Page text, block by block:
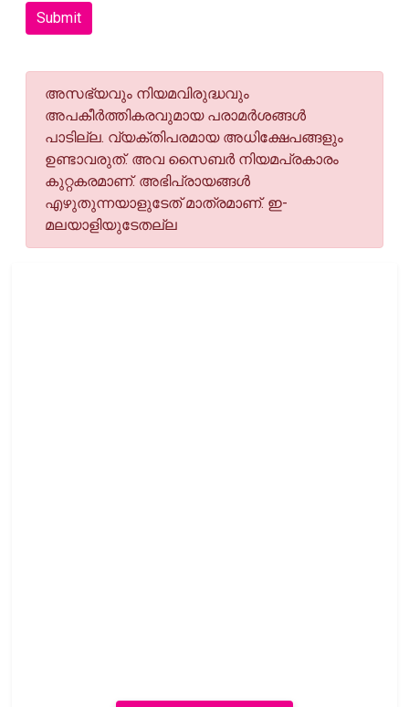
Submit
അസഭ്യവും നിയമവിരുദ്ധവും
അപകീര്‍ത്തികരവുമായ പരാമര്‍ശങ്ങള്‍
പാടില്ല. വ്യക്തിപരമായ അധിക്ഷേപങ്ങളും
ഉണ്ടാവരുത്. അവ സൈബര്‍ നിയമപ്രകാരം
കുറ്റകരമാണ്. അഭിപ്രായങ്ങള്‍
എഴുതുന്നയാളുടേത് മാത്രമാണ്. ഇ-
മലയാളിയുടേതല്ല